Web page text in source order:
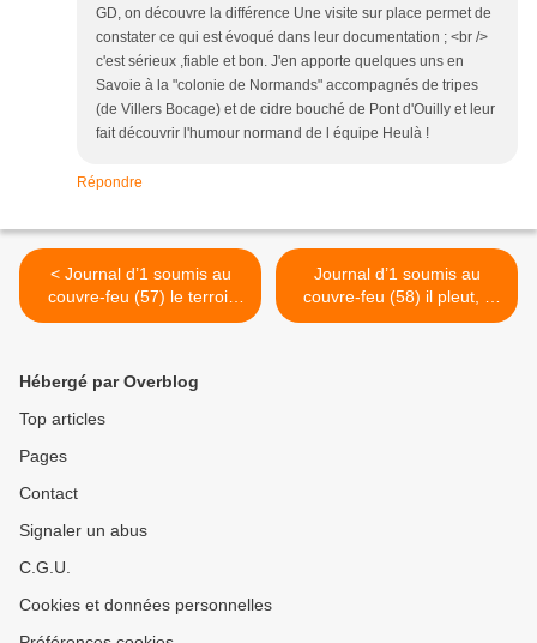
GD, on découvre la différence Une visite sur place permet de
constater ce qui est évoqué dans leur documentation ; <br />
c'est sérieux ,fiable et bon. J'en apporte quelques uns en
Savoie à la "colonie de Normands" accompagnés de tripes
(de Villers Bocage) et de cidre bouché de Pont d'Ouilly et leur
fait découvrir l'humour normand de l équipe Heulà !
Répondre
< Journal d’1 soumis au
couvre-feu (57) le terroir
argentin démasqué par des
Journal d’1 soumis au
couvre-feu (58) il pleut, il
mouille, c’est la fête à la
Hébergé par Overblog
Top articles
Pages
Contact
Signaler un abus
C.G.U.
Cookies et données personnelles